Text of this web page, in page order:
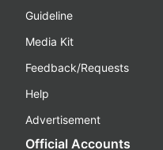
Guideline
Media Kit
Feedback/Requests
Help
Advertisement
Official Accounts